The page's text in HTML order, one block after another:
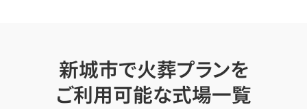
新城市で火葬プランを
ご利用可能な式場一覧